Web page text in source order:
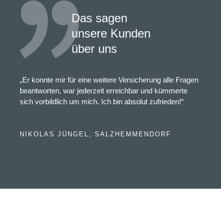
Das sagen
unsere Kunden
über uns
„Er konnte mir für eine weitere Versicherung alle Fragen
beantworten, war jederzeit erreichbar und kümmerte
sich vorbildlich um mich. Ich bin absolut zufrieden!“
NIKOLAS JÜNGEL, SALZHEMMENDORF